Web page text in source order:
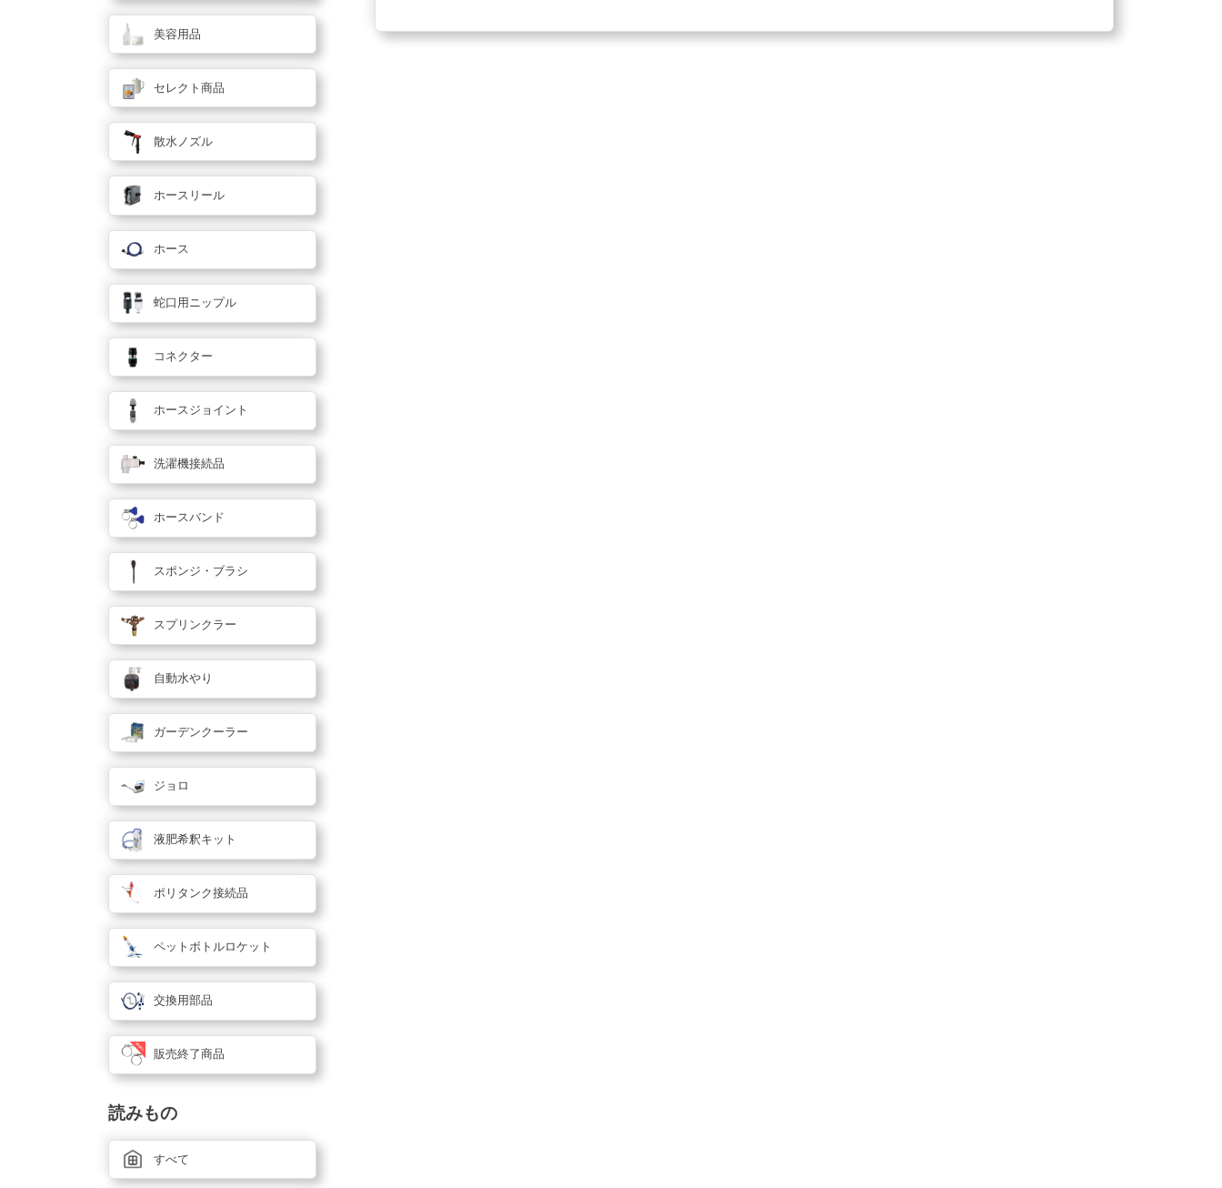
美容用品
セレクト商品
散水ノズル
ホースリール
ホース
蛇口用ニップル
コネクター
ホースジョイント
洗濯機接続品
ホースバンド
スポンジ・ブラシ
スプリンクラー
自動水やり
ガーデンクーラー
ジョロ
液肥希釈キット
ポリタンク接続品
ペットボトルロケット
交換用部品
販売終了商品
読みもの
すべて